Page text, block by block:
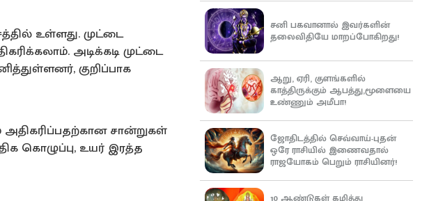
உள்ளது. முட்டை
அடிக்கடி முட்டை
குறிப்பாக
சான்றுகள்
கொழுப்பு, உயர் இரத்த
சனி பகவானால் இவர்களின்
தலைவிதியே மாறப்போகிறது!
ஆறு, ஏரி, குளங்களில்
காத்திருக்கும் ஆபத்து,மூளையை
உண்ணும் அமீபா!
ஜோதிடத்தில் செவ்வாய்-புதன்
ஒரே ராசியில் இணைவதால்
ராஜயோகம் பெறும் ராசியினர்!